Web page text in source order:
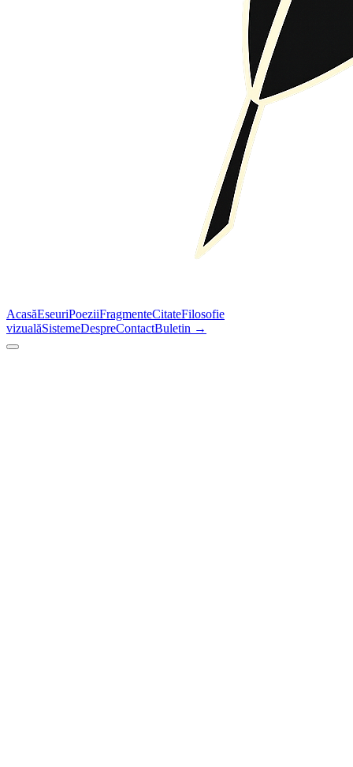
AcasăEseuriPoeziiFragmenteCitateFilosofie
vizualăSistemeDespreContactBuletin →